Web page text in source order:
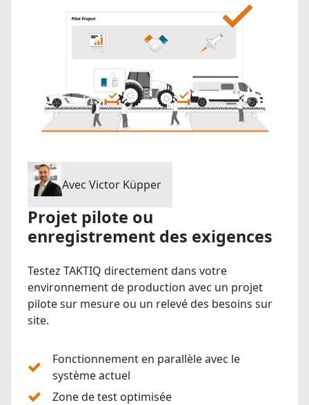
Avec Victor Küpper
Projet pilote ou
enregistrement des exigences
Testez TAKTIQ directement dans votre
environnement de production avec un projet
pilote sur mesure ou un relevé des besoins sur
site.
Fonctionnement en parallèle avec le
système actuel
Zone de test optimisée